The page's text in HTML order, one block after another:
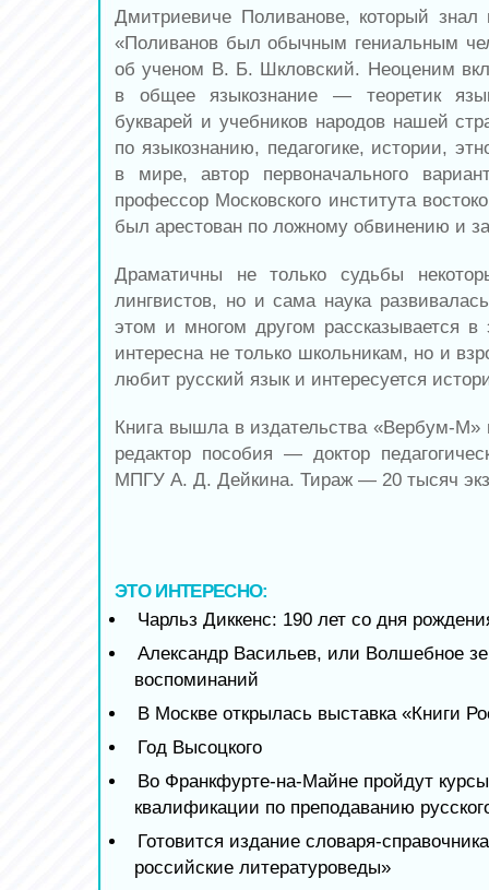
Дмитриевиче Поливанове, который
«Поливанов был обычным гениальным
об ученом В. Б. Шкловский. Неоценим
в общее языкознание — теоретик
букварей и учебников народов нашей
по языкознанию, педагогике, истории,
в мире, автор первоначального
профессор Московского института
был арестован по ложному обвинению и
Драматичны не только судьбы
лингвистов, но и сама наука
этом и многом другом рассказывается в
интересна не только школьникам, но и
любит русский язык и интересуется
Книга вышла в издательства «Вербум-М»
редактор пособия — доктор
МПГУ А. Д. Дейкина. Тираж — 20 тысяч
ЭТО ИНТЕРЕСНО:
Чарльз Диккенс: 190 лет со дня
Александр Васильев, или Волшебное
воспоминаний
В Москве открылась выставка «Книги
Год Высоцкого
Во Франкфурте-на-Майне пройдут
квалификации по преподаванию
Готовится издание словаря-
российские литературоведы»